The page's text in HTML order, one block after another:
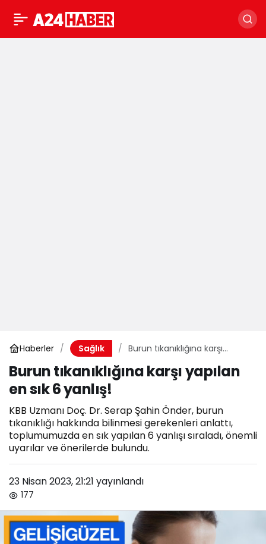
Haberler Sağlık
Burun tıkanıklığına karşı
Burun tıkanıklığına karşı yapılan
en sık 6 yanlış!
KBB Uzmanı Doç. Dr. Serap Şahin Önder, burun
tıkanıklığı hakkında bilinmesi gerekenleri anlattı,
toplumumuzda en sık yapılan 6 yanlışı sıraladı, önemli
uyarılar ve önerilerde bulundu.
23 Nisan 2023, 21:21 yayınlandı
177